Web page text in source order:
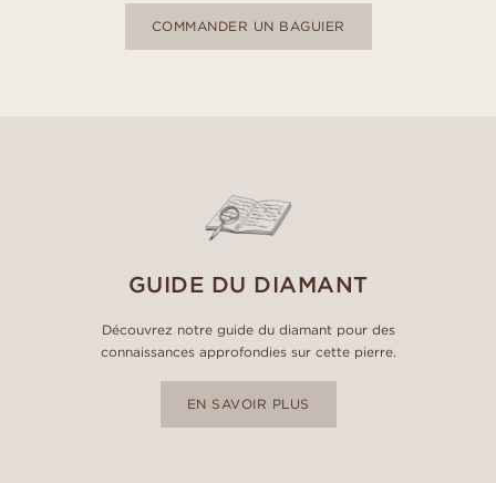
COMMANDER UN BAGUIER
GUIDE DU DIAMANT
Découvrez notre guide du diamant pour des
connaissances approfondies sur cette pierre.
EN SAVOIR PLUS